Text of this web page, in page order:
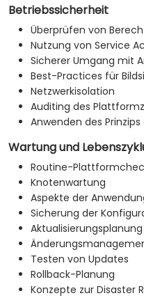
Betriebssicherheit
Überprüfen von
Nutzung von Service
Sicherer Umgang mit
Best-Practices für
Netzwerkisolation
Auditing des
Anwenden des
Wartung und
Routine-
Knotenwartung
Aspekte der
Sicherung der
Aktualisierungsplanung
Testen von Updates
Rollback-Planung
Konzepte zur Disaster